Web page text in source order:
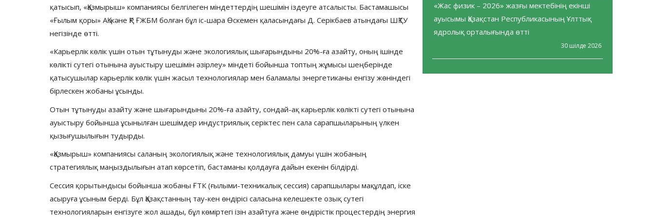
қатысып, «Қазмырыш» компаниясы белгілеген міндеттердің шешімін іздеуге атсалысты. Бастамашысы
«Ғылым қоры» АҚ және ҚР ҒЖБМ болған бұл іс-шара Өскемен қаласындағы Д. Серікбаев атындағы ШҚТУ
негізінде өтті.
«Карьерлік көлік үшін отын тұтынуды және экологиялық шығарындыны 20%-ға азайту, оның ішінде
көлікті сутегі отынына ауыстыру шешімін әзірлеу» міндеті бойынша топтың жұмысы шеңберінде
қатысушылар карьерлік көлік үшін жасыл технологиялар мен баламалы энергетиканы енгізу жөніндегі
бірлескен жобаны ұсынды.
Отын тұтынуды азайту және шығарындыны 20%-ға азайту, сондай-ақ карьерлік көлікті сутегі отынына
ауыстыру бойынша ұсынылған шешімдер индустриялық серіктес пен сала сарапшыларының үлкен
қызығушылығын тудырды.
«Қазмырыш» компаниясы саланың экологиялық және технологиялық дамуы үшін жобаның
стратегиялық маңыздылығын атап көрсетіп, бастаманы қолдауға дайын екенін білдірді.
Сессия қорытындысы бойынша жобаны ҒТК (ғылыми-техникалық сессия) сарапшылары мақұлдап, іске
асыруға ұсыным берді. Бұл Қазақстанның тау-кен өндірісі саласына келешекте озық сутегі
технологияларын енгізуге жол ашады, бұл көміртегі ізін азайтуға және өндірістік процестердің энергия
«Жас физик – 2026» жазғы мектебінің екінші
ауысымы Қазақстан Республикасының Ұлттық
ядролық орталығында өтті
30 шілде 2026